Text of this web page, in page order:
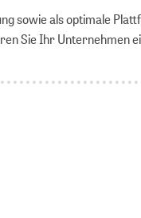
sowie als optimale
Sie Ihr Unternehmen